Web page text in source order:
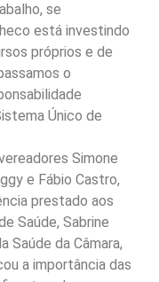
se
está investindo
próprios e de
o
Único de
Simone
e Fábio Castro,
prestado aos
Saúde, Sabrine
Saúde da Câmara,
a importância das